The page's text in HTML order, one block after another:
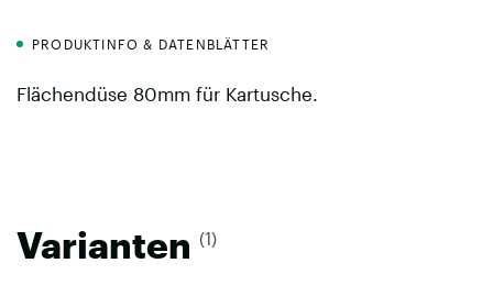
PRODUKTINFO & DATENBLÄTTER
Flächendüse 80mm für Kartusche.
Varianten (1)